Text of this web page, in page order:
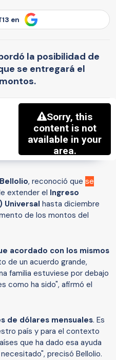
en
la posibilidad de
se entregará el
, reconoció que se
extender el Ingreso
Universal hasta diciembre
de los montos del
acordado con los mismos
de un acuerdo grande,
familia estuviese por debajo
como ha sido", afirmó el
de dólares mensuales. Es
país y para el contexto
que ha dado esa ayuda
precisó Bellolio.